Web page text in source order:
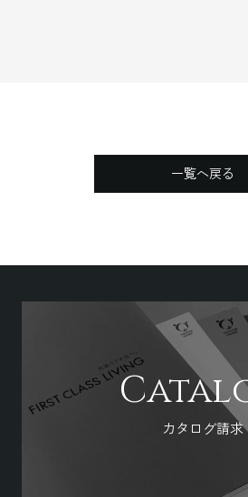
一覧へ戻る
カタログ請求